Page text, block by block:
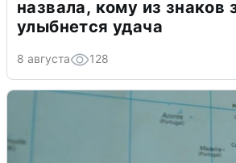
назвала, кому из знаков
улыбнется удача
8 августа 128